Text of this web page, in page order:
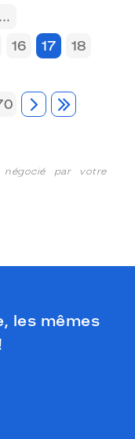
...
16 17
18
par votre
les mêmes